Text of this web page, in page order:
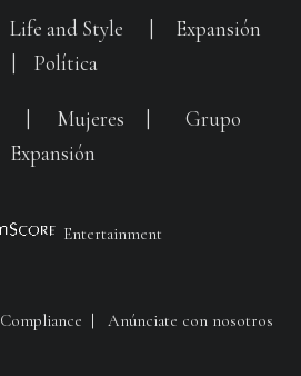
Life and Style
Expansión
Política
Mujeres
Grupo
Expansión
Entertainment
Compliance Anúnciate con nosotros